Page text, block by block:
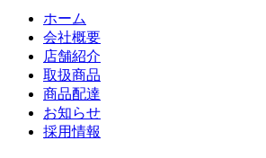
ホーム
会社概要
店舗紹介
取扱商品
商品配達
お知らせ
採用情報